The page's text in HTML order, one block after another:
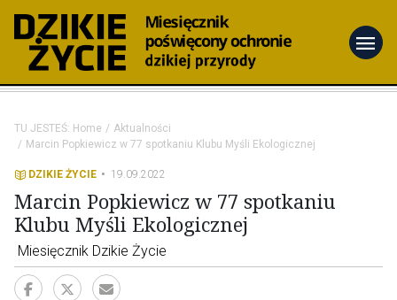
menu
TU JESTEŚ: Home
Aktualności
Marcin Popkiewicz w 77 spotkaniu Klubu Myśli Ekologicznej
DZIKIE ŻYCIE 19.09.2022
Marcin Popkiewicz w 77 spotkaniu
Klubu Myśli Ekologicznej
Miesięcznik Dzikie Życie